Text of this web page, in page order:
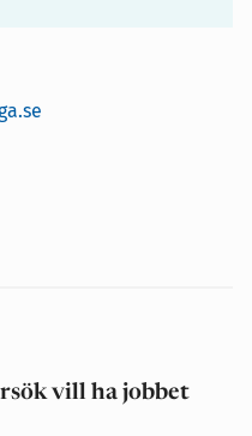
vill ha jobbet